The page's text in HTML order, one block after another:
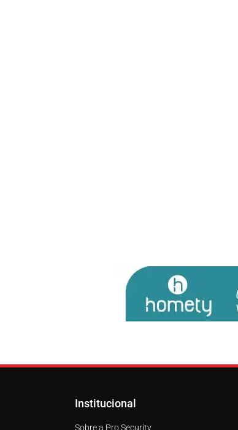
Institucional
Sobre a Pro Security